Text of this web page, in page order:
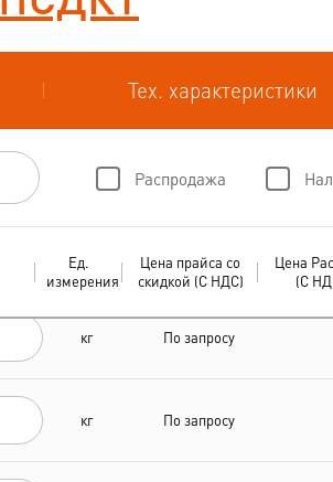
Тех. характеристики
Распродажа
Ед.
измерения
Цена прайса со
скидкой (С НДС)
Цена
(С
кг По запросу
кг По запросу